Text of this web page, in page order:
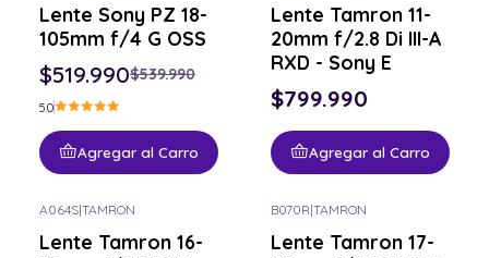
Lente Sony PZ 18-
105mm f/4 G OSS
$519.990$539.990
5.0
Agregar al Carro
Lente Tamron 11-
20mm f/2.8 Di III-A
RXD - Sony E
$799.990
Agregar al Carro
A064S|TAMRON
Lente Tamron 16-
B070R|TAMRON
Lente Tamron 17-